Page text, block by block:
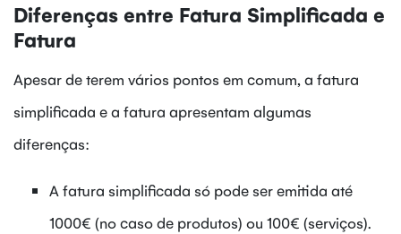
Diferenças entre Fatura Simplificada e
Fatura
Apesar de terem vários pontos em comum, a fatura
simplificada e a fatura apresentam algumas
diferenças:
A fatura simplificada só pode ser emitida até
1000€ (no caso de produtos) ou 100€ (serviços).